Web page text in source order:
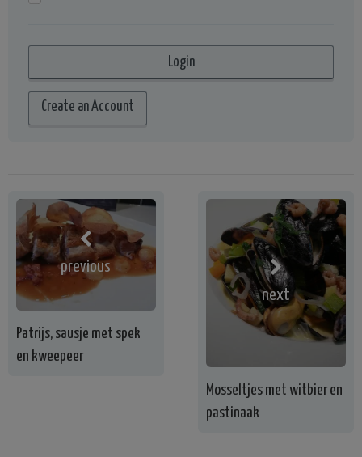
Create an Account
previous
Patrijs, sausje met spek
en kweepeer
next
Mosseltjes met witbier en
pastinaak